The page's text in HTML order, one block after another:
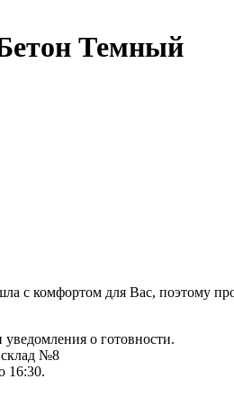
Темный
с комфортом для Вас, поэтому
о готовности.
склад №8
16:30.